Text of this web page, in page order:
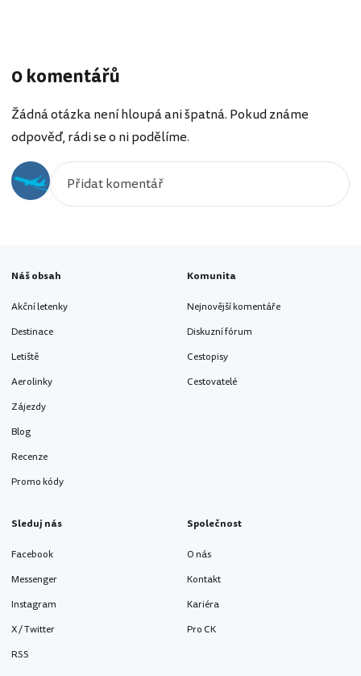
0 komentářů
Žádná otázka není hloupá ani špatná. Pokud známe
odpověď, rádi se o ni podělíme.
Náš obsah
Akční letenky
Destinace
Letiště
Aerolinky
Zájezdy
Blog
Recenze
Promo kódy
Komunita
Nejnovější komentáře
Diskuzní fórum
Cestopisy
Cestovatelé
Sleduj nás
Facebook
Messenger
Instagram
X / Twitter
RSS
Společnost
O nás
Kontakt
Kariéra
Pro CK